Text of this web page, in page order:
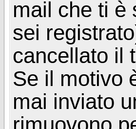
mail che ti è
sei
cancellato il
Se il motivo
mai inviato